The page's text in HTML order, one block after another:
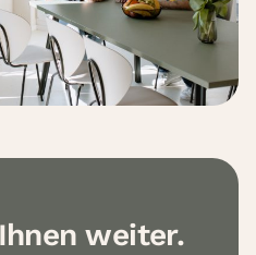
weiter.